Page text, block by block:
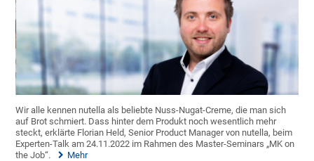
Wir alle kennen nutella als beliebte Nuss-Nugat-Creme, die man sich
auf Brot schmiert. Dass hinter dem Produkt noch wesentlich mehr
steckt, erklärte Florian Held, Senior Product Manager von nutella, beim
Experten-Talk am 24.11.2022 im Rahmen des Master-Seminars „MK on
the Job“.
Mehr